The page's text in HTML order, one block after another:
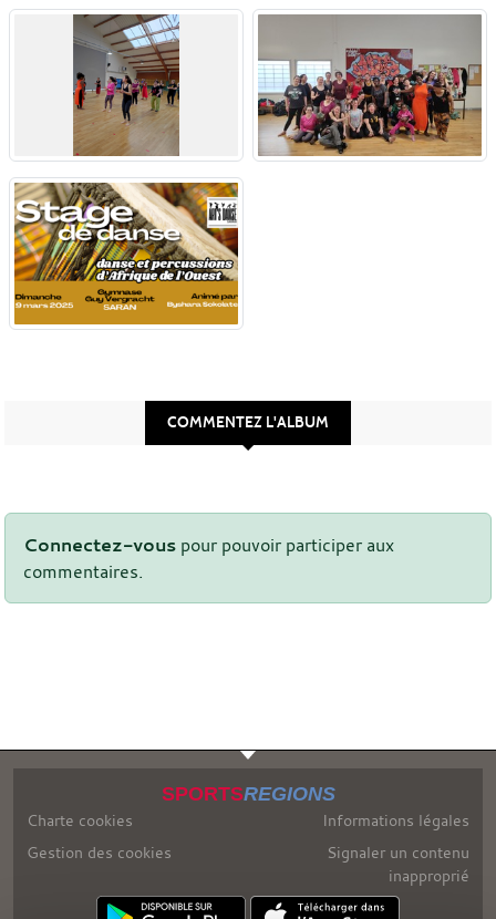
COMMENTEZ L'ALBUM
Connectez-vous pour pouvoir participer aux
commentaires.
SPORTSREGIONS
Charte cookies
Gestion des cookies
Informations légales
Signaler un contenu
inapproprié